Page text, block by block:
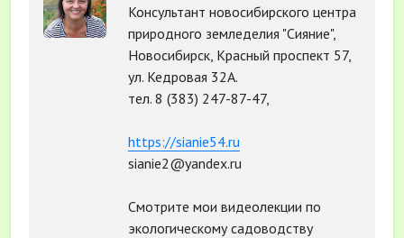
Консультант новосибирского центра
природного земледелия "Сияние",
Новосибирск, Красный проспект 57,
ул. Кедровая 32А.
тел. 8 (383) 247-87-47,
https://sianie54.ru
sianie2@yandex.ru
Смотрите мои видеолекции по
экологическому садоводству